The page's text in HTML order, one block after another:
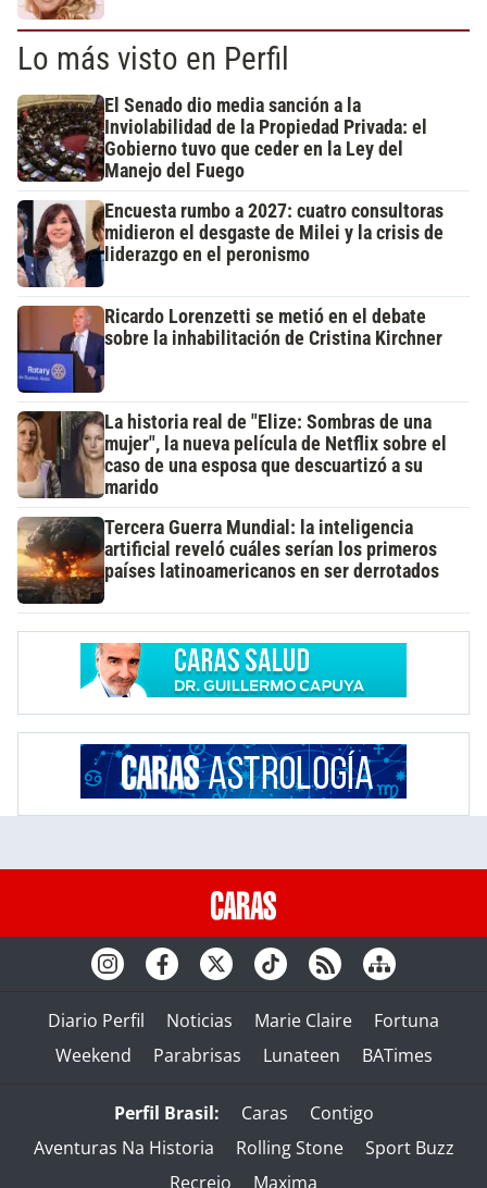
Lo más visto en Perfil
El Senado dio media sanción a la
Inviolabilidad de la Propiedad Privada: el
Gobierno tuvo que ceder en la Ley del
Manejo del Fuego
Encuesta rumbo a 2027: cuatro consultoras
midieron el desgaste de Milei y la crisis de
liderazgo en el peronismo
Ricardo Lorenzetti se metió en el debate
sobre la inhabilitación de Cristina Kirchner
La historia real de "Elize: Sombras de una
mujer", la nueva película de Netflix sobre el
caso de una esposa que descuartizó a su
marido
Tercera Guerra Mundial: la inteligencia
artificial reveló cuáles serían los primeros
países latinoamericanos en ser derrotados
Diario Perfil Noticias Marie Claire
Fortuna
Weekend
Parabrisas Lunateen BATimes
Perfil Brasil: Caras
Contigo
Aventuras Na Historia
Rolling Stone
Sport Buzz
Recreio
Maxima